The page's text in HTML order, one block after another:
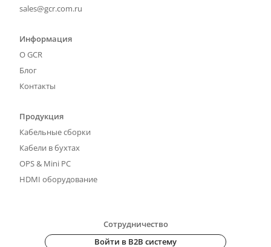
sales@gcr.com.ru
Информация
О GCR
Блог
Контакты
Продукция
Кабельные сборки
Кабели в бухтах
OPS & Mini PC
HDMI оборудование
Сотрудничество
Войти в B2B систему